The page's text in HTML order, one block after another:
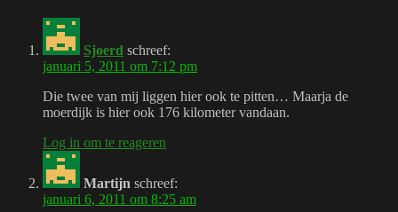
Sjoerd schreef:
januari 5, 2011 om 7:12 pm
Die twee van mij liggen hier ook te pitten… Maarja de
moerdijk is hier ook 176 kilometer vandaan.
Log in om te reageren
Martijn schreef:
januari 6, 2011 om 8:25 am